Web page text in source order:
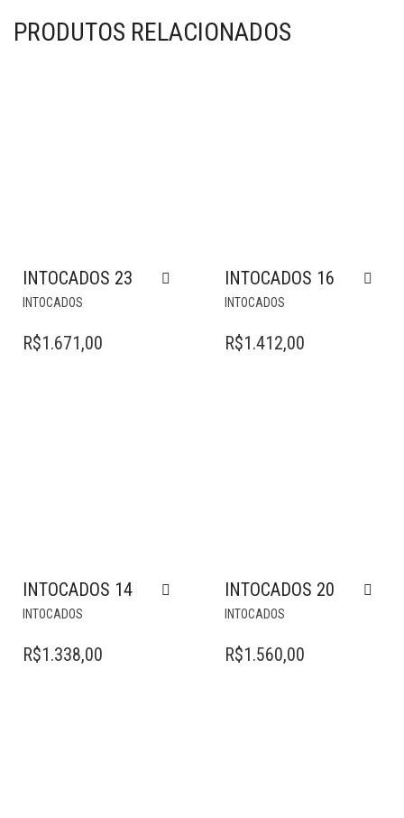
PRODUTOS RELACIONADOS
INTOCADOS 23
INTOCADOS
R$1.671,00
INTOCADOS 16
INTOCADOS
R$1.412,00
INTOCADOS 14
INTOCADOS
R$1.338,00
INTOCADOS 20
INTOCADOS
R$1.560,00